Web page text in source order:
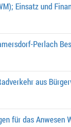
Einsatz und
Perlach
aus
für das